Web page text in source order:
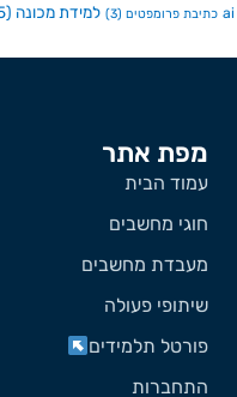
כתיבת פרומפטים (3) למידת מכונה (5)
מפת אתר
עמוד הבית
חוגי מחשבים
מעבדת מחשבים
שיתופי פעולה
פורטל תלמידים
התחברות